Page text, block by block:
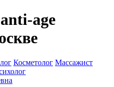
age
Косметолог Массажист